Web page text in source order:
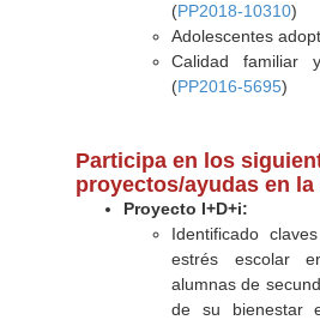
(PP2018-10310)
Adolescentes
Calidad familiar
(PP2016-5695)
Participa en los
proyectos/ayudas en la
Proyecto I+D+i:
Identificado
estrés escolar
alumnas de
de su bienestar